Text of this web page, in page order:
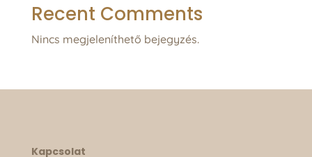
Recent Comments
Nincs megjeleníthető bejegyzés.
Kapcsolat